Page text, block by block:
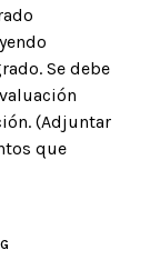
Se debe
(Adjuntar
que